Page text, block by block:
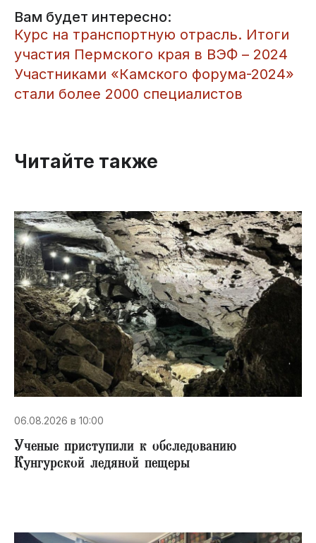
Вам будет интересно:
Курс на транспортную отрасль. Итоги
участия Пермского края в ВЭФ – 2024
Участниками «Камского форума-2024»
стали более 2000 специалистов
Читайте также
06.08.2026 в 10:00
Ученые приступили к обследованию
Кунгурской ледяной пещеры